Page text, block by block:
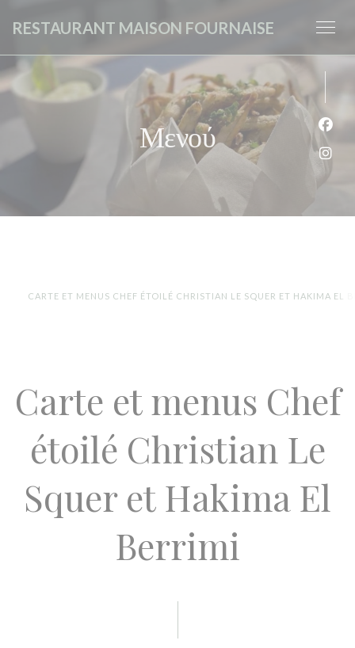
RESTAURANT MAISON FOURNAISE
Μενού
CARTE ET MENUS CHEF ÉTOILÉ CHRISTIAN LE SQUER ET HAKIMA EL
Carte et menus Chef
étoilé Christian Le
Squer et Hakima El
Berrimi